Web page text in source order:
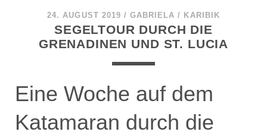
24. AUGUST 2019 / GABRIELA / KARIBIK
SEGELTOUR DURCH DIE
GRENADINEN UND ST. LUCIA
Eine Woche auf dem
Katamaran durch die